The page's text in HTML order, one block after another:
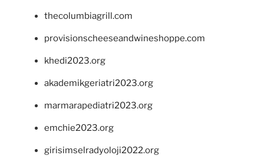
thecolumbiagrill.com
provisionscheeseandwineshoppe.com
khedi2023.org
akademikgeriatri2023.org
marmarapediatri2023.org
emchie2023.org
girisimselradyoloji2022.org